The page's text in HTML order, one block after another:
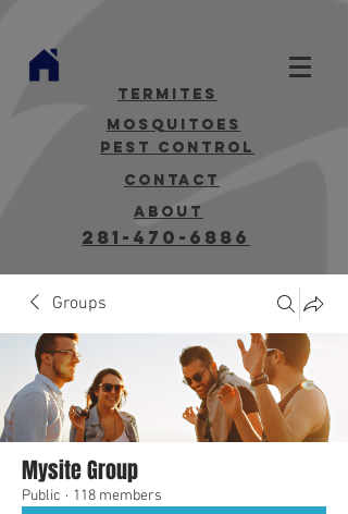
termites
mosquitoes
Pest Control
contact
about
281-470-6886
Groups
Mysite Group
Public · 118 members